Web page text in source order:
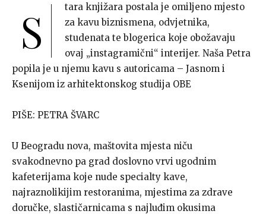
S
tara knjižara postala je omiljeno mjesto
za kavu biznismena, odvjetnika,
studenata te blogerica koje obožavaju
ovaj „instagramični“ interijer. Naša Petra
popila je u njemu kavu s autoricama – Jasnom i
Ksenijom iz arhitektonskog studija OBE
PIŠE: PETRA ŠVARC
U Beogradu nova, maštovita mjesta niču
svakodnevno pa grad doslovno vrvi ugodnim
kafeterijama koje nude specialty kave,
najraznolikijim restoranima, mjestima za zdrave
doručke, slastičarnicama s najluđim okusima